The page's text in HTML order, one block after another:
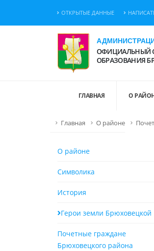
ОТКРЫТЫЕ ДАННЫЕ
ОФИЦИАЛЬНЫЙ
ОБРАЗОВАНИЯ
ГЛАВНАЯ О
Главная О районе
О районе
Символика
История
Герои земли Брюховецкой
Почетные граждане
Брюховецкого района